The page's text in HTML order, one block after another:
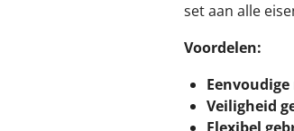
set aan alle
Voordelen:
Veiligheid